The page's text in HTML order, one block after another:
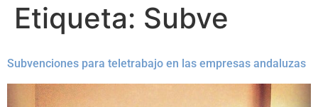
Etiqueta: Subve
Subvenciones para teletrabajo en las empresas andaluzas